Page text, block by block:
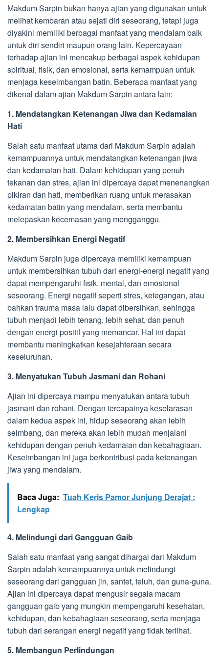
Makdum Sarpin bukan hanya ajian yang digunakan untuk
melihat kembaran atau sejati diri seseorang, tetapi juga
diyakini memiliki berbagai manfaat yang mendalam baik
untuk diri sendiri maupun orang lain. Kepercayaan
terhadap ajian ini mencakup berbagai aspek kehidupan
spiritual, fisik, dan emosional, serta kemampuan untuk
menjaga keseimbangan batin. Beberapa manfaat yang
dikenal dalam ajian Makdum Sarpin antara lain:
1. Mendatangkan Ketenangan Jiwa dan Kedamaian
Hati
Salah satu manfaat utama dari Makdum Sarpin adalah
kemampuannya untuk mendatangkan ketenangan jiwa
dan kedamaian hati. Dalam kehidupan yang penuh
tekanan dan stres, ajian ini dipercaya dapat menenangkan
pikiran dan hati, memberikan ruang untuk merasakan
kedamaian batin yang mendalam, serta membantu
melepaskan kecemasan yang mengganggu.
2. Membersihkan Energi Negatif
Makdum Sarpin juga dipercaya memiliki kemampuan
untuk membersihkan tubuh dari energi-energi negatif yang
dapat mempengaruhi fisik, mental, dan emosional
seseorang. Energi negatif seperti stres, ketegangan, atau
bahkan trauma masa lalu dapat dibersihkan, sehingga
tubuh menjadi lebih tenang, lebih sehat, dan penuh
dengan energi positif yang memancar. Hal ini dapat
membantu meningkatkan kesejahteraan secara
keseluruhan.
3. Menyatukan Tubuh Jasmani dan Rohani
Ajian ini dipercaya mampu menyatukan antara tubuh
jasmani dan rohani. Dengan tercapainya keselarasan
dalam kedua aspek ini, hidup seseorang akan lebih
seimbang, dan mereka akan lebih mudah menjalani
kehidupan dengan penuh kedamaian dan kebahagiaan.
Keseimbangan ini juga berkontribusi pada ketenangan
jiwa yang mendalam.
Baca Juga: Tuah Keris Pamor Junjung Derajat :
Lengkap
4. Melindungi dari Gangguan Gaib
Salah satu manfaat yang sangat dihargai dari Makdum
Sarpin adalah kemampuannya untuk melindungi
seseorang dari gangguan jin, santet, teluh, dan guna-guna.
Ajian ini dipercaya dapat mengusir segala macam
gangguan gaib yang mungkin mempengaruhi kesehatan,
kehidupan, dan kebahagiaan seseorang, serta menjaga
tubuh dari serangan energi negatif yang tidak terlihat.
5. Membangun Perlindungan